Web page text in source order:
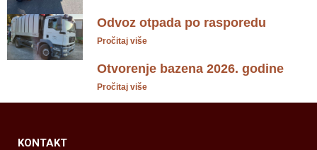
Odvoz otpada po rasporedu
Pročitaj više
Otvorenje bazena 2026. godine
Pročitaj više
KONTAKT